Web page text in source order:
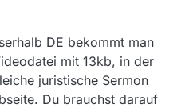
DE bekommt man
mit 13kb, in der
juristische Sermon
Du brauchst darauf